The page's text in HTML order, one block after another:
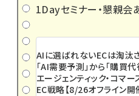
1Dayセミナー・懇親会
AIに選ばれないECは淘汰
「AI需要予測」から「購買代
エージェンティック・コマ
EC戦略【8/26オフライン開